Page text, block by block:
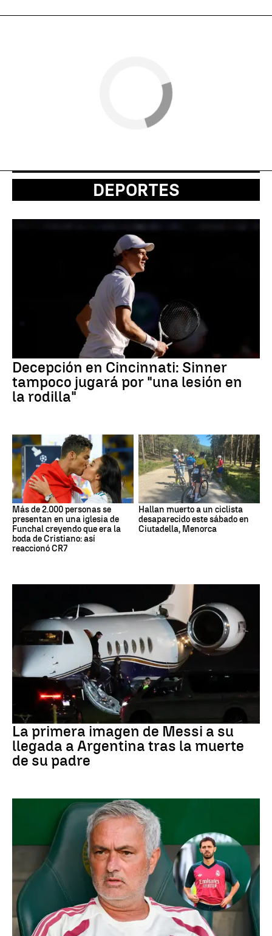
DEPORTES
Decepción en Cincinnati: Sinner
tampoco jugará por "una lesión en
la rodilla"
Más de 2.000 personas se
presentan en una iglesia de
Funchal creyendo que era la
boda de Cristiano: así
reaccionó CR7
Hallan muerto a un ciclista
desaparecido este sábado en
Ciutadella, Menorca
Leo Messi
La primera imagen de Messi a su
llegada a Argentina tras la muerte
de su padre
Real Madrid